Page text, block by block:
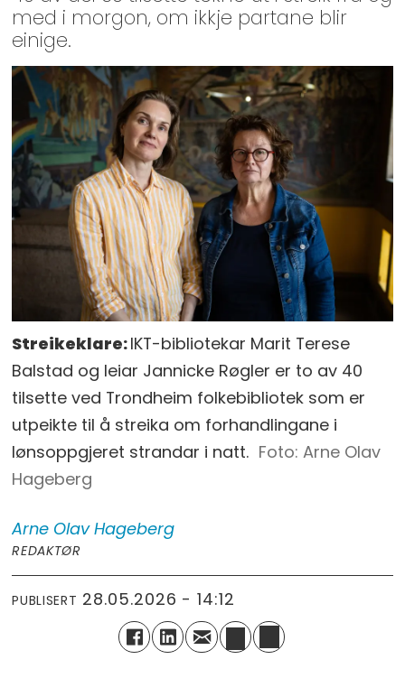
med i morgon, om ikkje partane blir
einige.
Streikeklare:IKT-bibliotekar Marit Terese
Balstad og leiar Jannicke Røgler er to av 40
tilsette ved Trondheim folkebibliotek som er
utpeikte til å streika om forhandlingane i
lønsoppgjeret strandar i natt.
Arne Olav
Hageberg
Arne Olav Hageberg
REDAKTØR
PUBLISERT 28.05.2026 - 14:12